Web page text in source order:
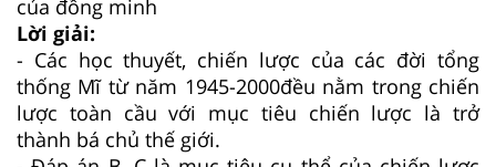
của đồng minh
Lời giải:
- Các học thuyết, chiến lược của các đời tổng
thống Mĩ từ năm 1945-2000đều nằm trong chiến
lược toàn cầu với mục tiêu chiến lược là trở
thành bá chủ thế giới.